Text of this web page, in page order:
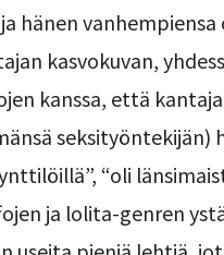
hänen
kasvokuvan,
kanssa, että
seksityöntekijän)
“oli
ja lolita-genren